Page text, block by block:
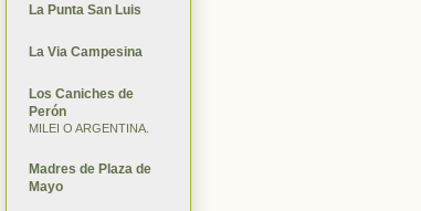
La Punta San Luis
La Via Campesina
Los Caniches de
Perón
MILEI O ARGENTINA.
Madres de Plaza de
Mayo